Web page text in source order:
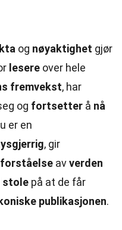
og nøyaktighet gjør
lesere over hele
fremvekst, har
og fortsetter å nå
er en
, gir
forståelse avverden
stole på at de får
publikasjonen.